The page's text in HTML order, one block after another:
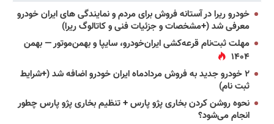
خودرو ریرا در آستانه فروش برای مردم و نمایندگی های ایران خودرو
معرفی شد (+مشخصات و جزئیات فنی و کاتالوگ ریرا)
مهلت ثبت‌نام قرعه‌کشی ایران‌خودرو، سایپا و بهمن‌موتور — بهمن
۱۴۰۴
۲ خودرو جدید به فروش مردادماه ایران خودرو اضافه شد (+شرایط
ثبت نام)
نحوه روشن کردن بخاری پژو پارس + تنظیم بخاری پژو پارس چطور
انجام می‌شود؟